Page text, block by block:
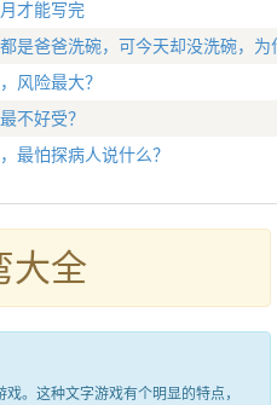
才能写完
是爸爸洗碗，可今天却没洗碗，为
风险最大？
不好受？
最怕探病人说什么？
大全
这种文字游戏有个明显的特点，